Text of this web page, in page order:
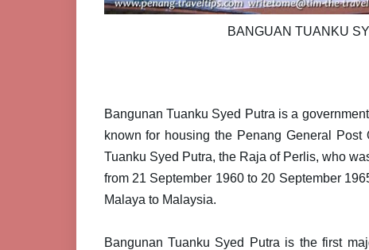
BANGUAN TUANKU
Bangunan Tuanku Syed Putra is a
known for housing the Penang General
Tuanku Syed Putra, the Raja of Perlis, who
from 21 September 1960 to 20 September
Malaya to Malaysia.
Bangunan Tuanku Syed Putra is the first